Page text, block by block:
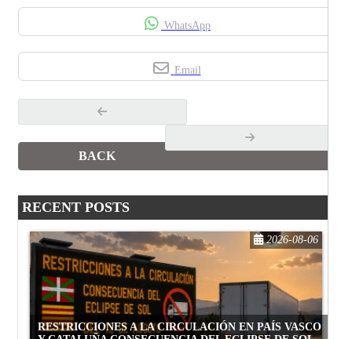
WhatsApp
Email
BACK
RECENT POSTS
RESTRICCIONES A LA CIRCULACIÓN EN PAÍS VASCO
2026-08-06